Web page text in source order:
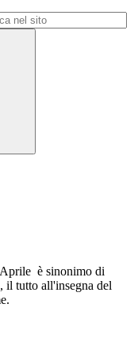
è sinonimo di
il tutto all'insegna del